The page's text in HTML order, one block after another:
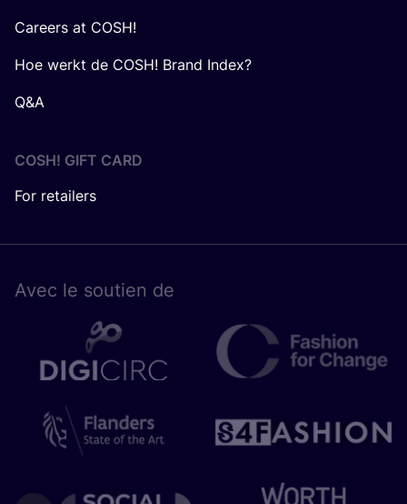
Careers at COSH!
Hoe werkt de COSH! Brand Index?
Q&A
COSH! GIFT CARD
For retailers
Avec le sou­tien de